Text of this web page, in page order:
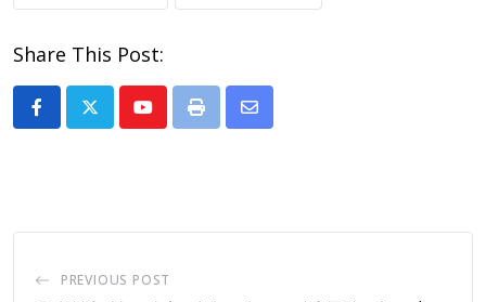
Share This Post:
YoutubePrint
Share
PREVIOUS POST